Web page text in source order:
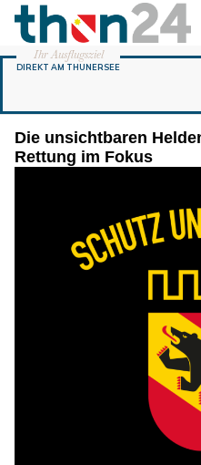
Die unsichtbaren
Rettung im Fokus